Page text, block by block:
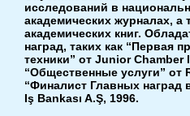
исследований в
академических журналах, а
академических книг.
наград, таких как “Первая
техники” от Junior Chamber
“Общественные услуги” от
“Финалист Главных наград
Iş Bankası A.Ş, 1996.